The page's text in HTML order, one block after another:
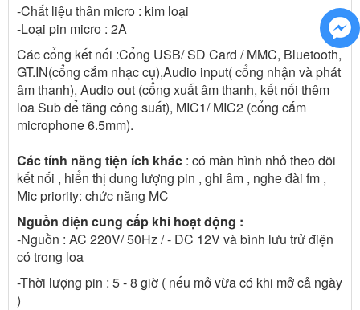
-Chất liệu thân micro : kim loại
-Loại pin micro : 2A
Các cổng kết nối :Cổng USB/ SD Card / MMC, Bluetooth,
GT.IN(cổng cắm nhạc cụ),Audio input( cổng nhận và phát
âm thanh), Audio out (cổng xuất âm thanh, kết nối thêm
loa Sub để tăng công suất), MIC1/ MIC2 (cổng cắm
microphone 6.5mm).
Các tính năng tiện ích khác : có màn hình nhỏ theo dõi
kết nối , hiển thị dung lượng pin , ghi âm , nghe đài fm ,
Mic priority: chức năng MC
Nguồn điện cung cấp khi hoạt động :
-Nguồn : AC 220V/ 50Hz / - DC 12V và bình lưu trử điện
có trong loa
-Thời lượng pin : 5 - 8 giờ ( nếu mở vừa có khi mở cả ngày
)